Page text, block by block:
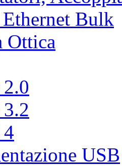
Bulk
Ottica
USB